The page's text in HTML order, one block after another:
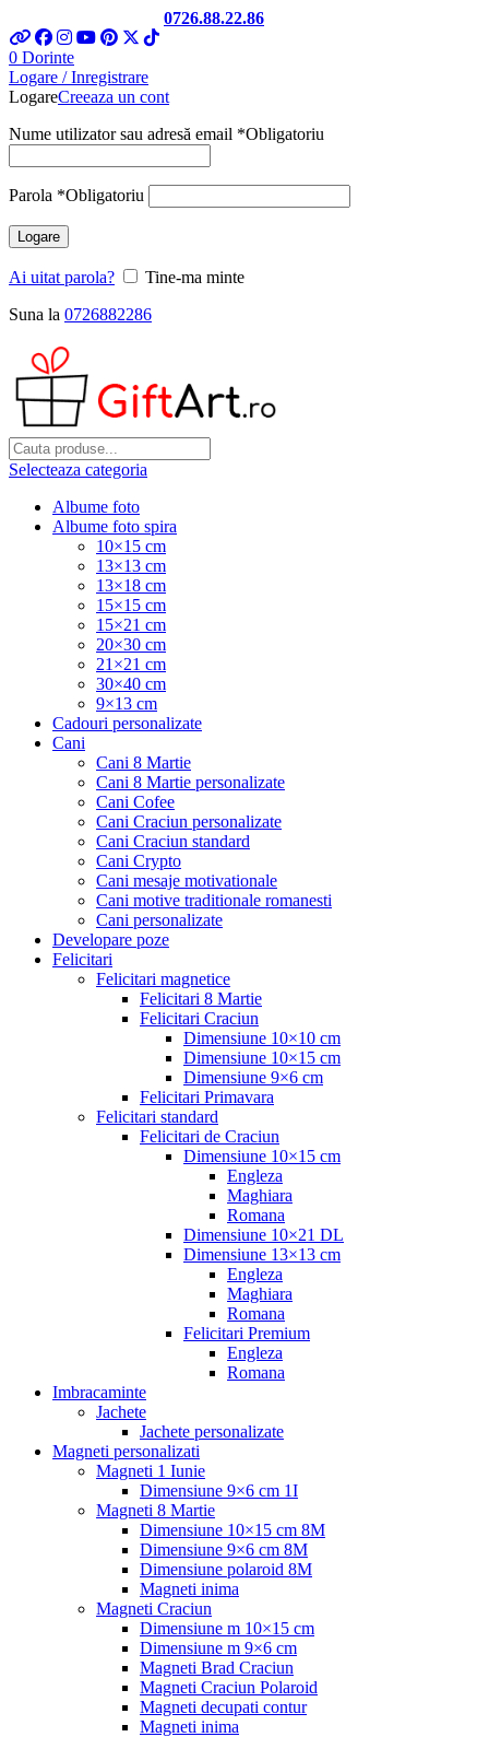
0726.88.22.86
0 Dorinte
Logare / Inregistrare
LogareCreeaza un cont
Nume utilizator sau adresă email *Obligatoriu
Parola *Obligatoriu
Logare
Ai uitat parola?
Tine-ma minte
Suna la 0726882286
Selecteaza categoria
Albume foto
Albume foto spira
10×15 cm
13×13 cm
13×18 cm
15×15 cm
15×21 cm
20×30 cm
21×21 cm
30×40 cm
9×13 cm
Cadouri personalizate
Cani
Cani 8 Martie
Cani 8 Martie personalizate
Cani Cofee
Cani Craciun personalizate
Cani Craciun standard
Cani Crypto
Cani mesaje motivationale
Cani motive traditionale romanesti
Cani personalizate
Developare poze
Felicitari
Felicitari magnetice
Felicitari 8 Martie
Felicitari Craciun
Dimensiune 10×10 cm
Dimensiune 10×15 cm
Dimensiune 9×6 cm
Felicitari Primavara
Felicitari standard
Felicitari de Craciun
Dimensiune 10×15 cm
Engleza
Maghiara
Romana
Dimensiune 10×21 DL
Dimensiune 13×13 cm
Engleza
Maghiara
Romana
Felicitari Premium
Engleza
Romana
Imbracaminte
Jachete
Jachete personalizate
Magneti personalizati
Magneti 1 Iunie
Dimensiune 9×6 cm 1I
Magneti 8 Martie
Dimensiune 10×15 cm 8M
Dimensiune 9×6 cm 8M
Dimensiune polaroid 8M
Magneti inima
Magneti Craciun
Dimensiune m 10×15 cm
Dimensiune m 9×6 cm
Magneti Brad Craciun
Magneti Craciun Polaroid
Magneti decupati contur
Magneti inima